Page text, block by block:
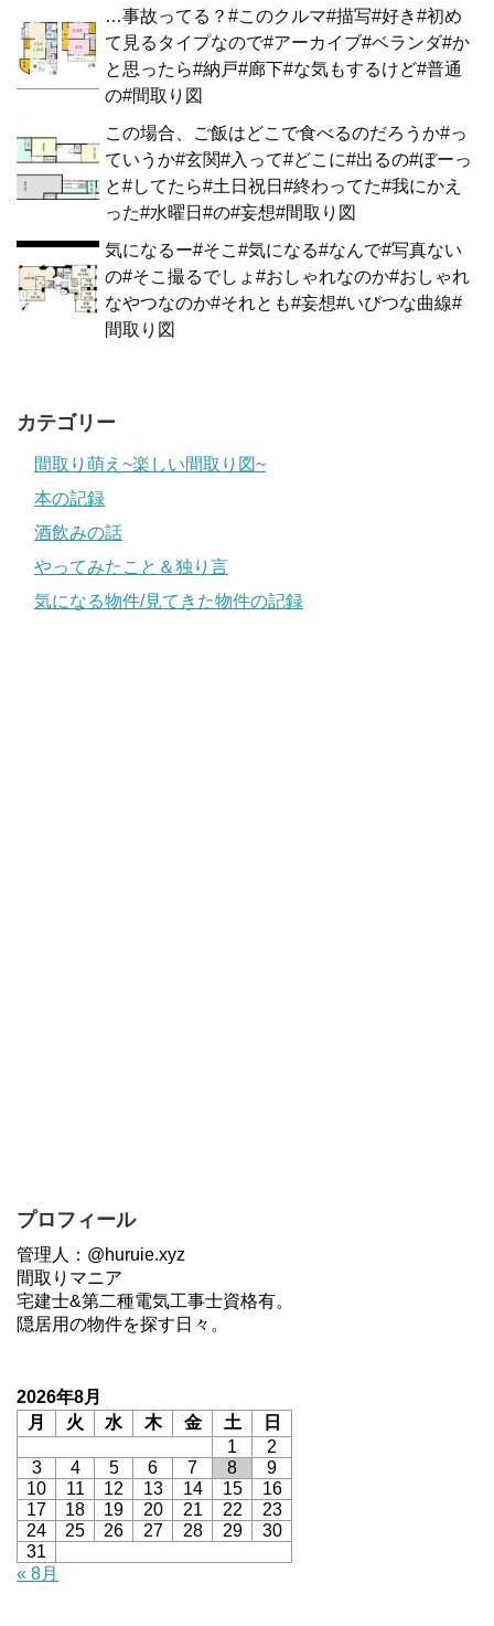
…事故ってる？#このクルマ#描写#好き#初め
て見るタイプなので#アーカイブ#ベランダ#か
と思ったら#納戸#廊下#な気もするけど#普通
の#間取り図
この場合、ご飯はどこで食べるのだろうか#っ
ていうか#玄関#入って#どこに#出るの#ぼーっ
と#してたら#土日祝日#終わってた#我にかえ
った#水曜日#の#妄想#間取り図
気になるー#そこ#気になる#なんで#写真ない
の#そこ撮るでしょ#おしゃれなのか#おしゃれ
なやつなのか#それとも#妄想#いびつな曲線#
間取り図
カテゴリー
間取り萌え~楽しい間取り図~
本の記録
酒飲みの話
やってみたこと＆独り言
気になる物件/見てきた物件の記録
プロフィール
管理人：@huruie.xyz
間取りマニア
宅建士&第二種電気工事士資格有。
隠居用の物件を探す日々。
2026年8月
月
火 水 木 金 土
日
1
2
3
4 5 6 7 8
9
10
11 12 13 14 15
16
17
18 19 20 21 22
23
24
25 26 27 28 29
30
31
« 8月